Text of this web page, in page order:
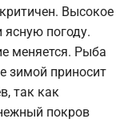
Высокое
ясную погоду.
меняется. Рыба
зимой приносит
так как
покров